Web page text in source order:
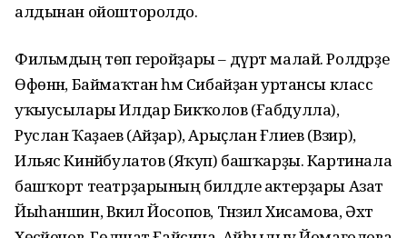
алдынан ойошторолдо.
Фильмдың төп геройҙары – дүрт малай. Ролдәрҙе
Өфөнән, Баймаҡтан һәм Сибайҙан уртансы класс
уҡыусылары Илдар Бикҡолов (Ғабдулла),
Руслан Ҡаҙаев (Айҙар), Арыҫлан Ғәлиев (Вәзир),
Ильяс Кинйәбулатов (Яҡуп) башҡарҙы. Картинала
башҡорт театрҙарының билдәле актерҙары Азат
Йыһаншин, Вәкил Йосопов, Тәнзилә Хисамова, Әхәт